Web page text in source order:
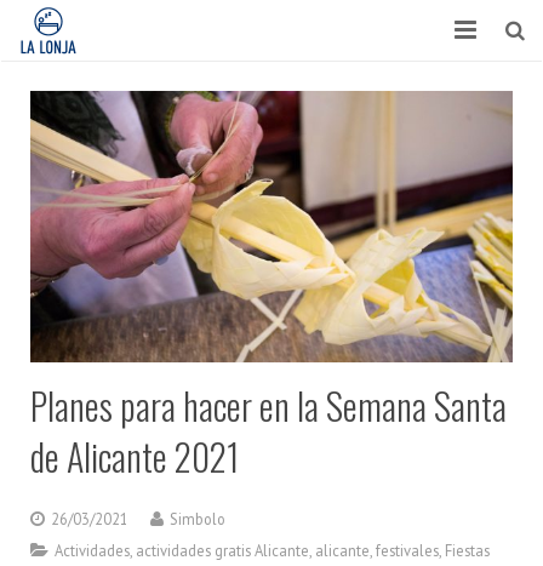
HABITACIONES
CONTACTO
TURISMO
OPINIONES
APARTAMENTOS
Planes para hacer en la Semana Santa
de Alicante 2021
26/03/2021
Simbolo
Actividades actividades gratis Alicante alicante festivales Fiestas